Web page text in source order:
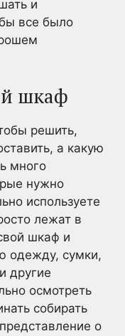
и
все было
шкаф
решить,
а какую
много
нужно
используете
лежат в
шкаф и
одежду, сумки,
другие
осмотреть
собирать
о